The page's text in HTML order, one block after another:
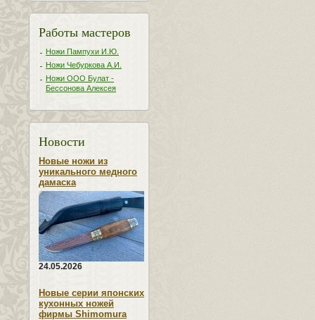
Работы мастеров
Ножи Пампухи И.Ю.
Ножи Чебуркова А.И.
Ножи ООО Булат -
Бессонова Алексея
Новости
Новые ножи из
уникального медного
дамаска
24.05.2026
Новые серии японских
кухонных ножей
фирмы Shimomura